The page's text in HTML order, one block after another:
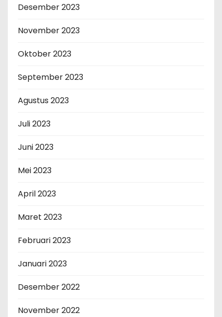
Desember 2023
November 2023
Oktober 2023
September 2023
Agustus 2023
Juli 2023
Juni 2023
Mei 2023
April 2023
Maret 2023
Februari 2023
Januari 2023
Desember 2022
November 2022